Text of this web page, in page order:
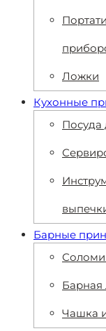
Ложки
Кухонные
Посуда
Барные
Барная
Чашка